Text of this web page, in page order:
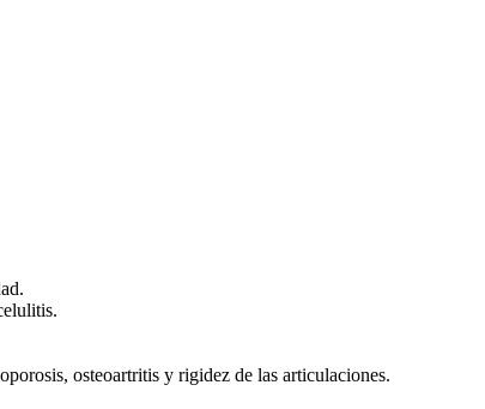
osteoartritis y rigidez de las articulaciones.